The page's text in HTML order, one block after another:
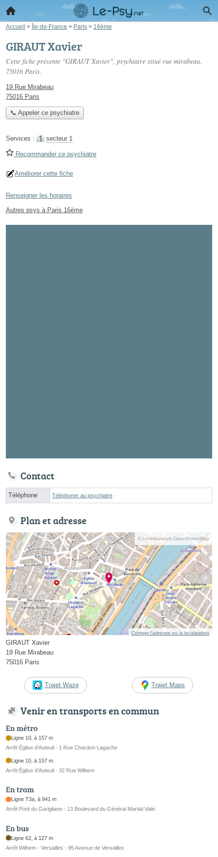
Accueil > Île-de-France > Paris > 16ème
GIRAUT Xavier
Cette fiche présente "GIRAUT Xavier", psychiatre situé rue mirabeau,
75016 Paris.
19 Rue Mirabeau
75016 Paris
📞 Appeler ce psychiatre
Services : secteur 1
Recommander ce psychiatre
Améliorer cette fiche
Renseigner les horaires
Autres psys à Paris 16ème
Contact
Téléphone Téléphoner au psychiatre
Plan et adresse
© contributeurs OpenStreetMap
Corriger l’adresse ou la localisation
GIRAUT Xavier
19 Rue Mirabeau
75016 Paris
Trajet Waze Trajet Maps
Venir en transports en commun
En métro
Ligne 10, à 157 m
Arrêt Église d'Auteuil - 1 Rue Chardon-Lagache
Ligne 10, à 157 m
Arrêt Église d'Auteuil - 32 Rue Wilhem
En tram
Ligne T3a, à 941 m
Arrêt Pont du Garigliano - 13 Boulevard du Général Martial Valin
En bus
Ligne 62, à 127 m
Arrêt Wilhem - Versailles - 95 Avenue de Versailles